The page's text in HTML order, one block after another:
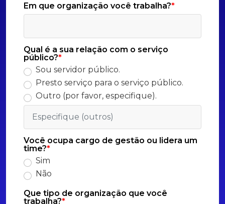
Em que organização você trabalha?*
Qual é a sua relação com o serviço
público?*
Sou servidor público.
Presto serviço para o serviço público.
Outro (por favor, especifique).
Você ocupa cargo de gestão ou lidera um
time?*
Sim
Não
Que tipo de organização que você
trabalha?*